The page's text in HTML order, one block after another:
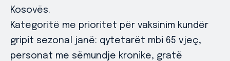
Kosovës.
Kategoritë me prioritet për vaksinim kundër
gripit sezonal janë: qytetarët mbi 65 vjeç,
personat me sëmundje kronike, gratë